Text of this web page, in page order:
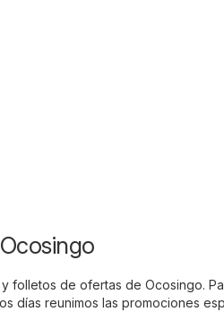
folletos de ofertas de Ocosingo.
días reunimos las promociones